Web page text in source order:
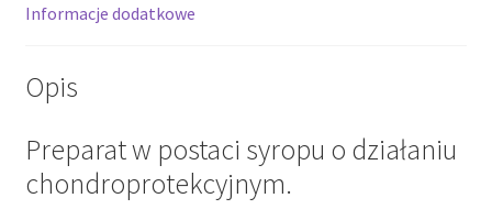
Informacje dodatkowe
Opis
Preparat w postaci syropu o działaniu
chondroprotekcyjnym.